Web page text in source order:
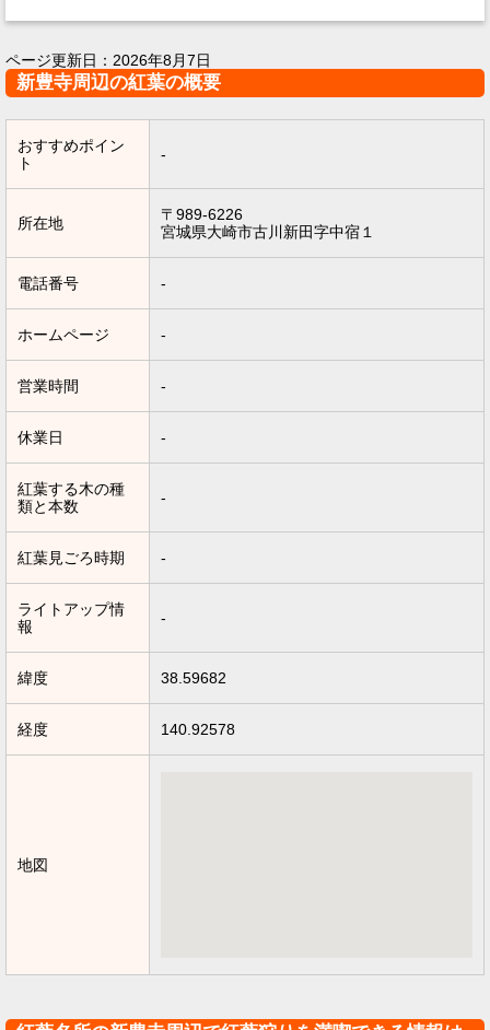
ページ更新日： 2026年8月7日
新豊寺周辺の紅葉の概要
おすすめポイン
ト
-
所在地
〒989-6226
宮城県大崎市古川新田字中宿１
電話番号 -
ホームページ -
営業時間 -
休業日 -
紅葉する木の種
類と本数
-
紅葉見ごろ時期 -
ライトアップ情
報
-
緯度 38.59682
経度 140.92578
地図